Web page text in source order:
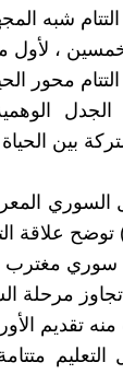
شبه
، لأول
محور
الجدل
بين
السوري
) توضح علاقة
مغترب ،
تجاوز مرحلة
تقديم
التعليم